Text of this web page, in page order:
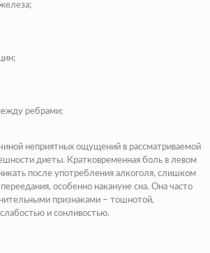
ребрами;
неприятных ощущений в рассматриваемой
диеты. Кратковременная боль в левом
после употребления алкоголя, слишком
особенно накануне сна. Она часто
признаками – тошнотой,
и сонливостью.